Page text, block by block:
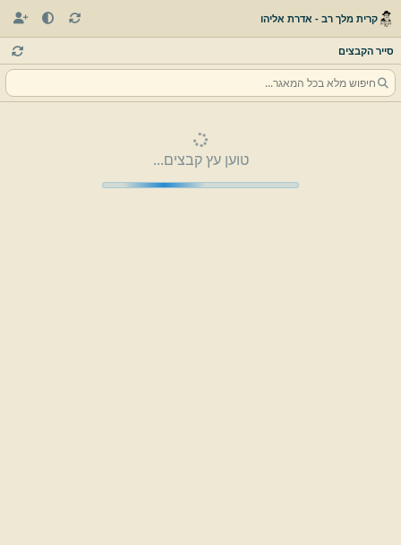
קרית מלך רב - אדרת אליהו
סייר הקבצים
טוען עץ קבצים...